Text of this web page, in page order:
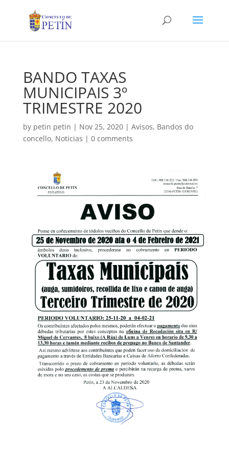
BANDO TAXAS
MUNICIPAIS 3º
TRIMESTRE 2020
by petin petin | Nov 25, 2020| Avisos, Bandos do
concello, Noticias | 0 comments